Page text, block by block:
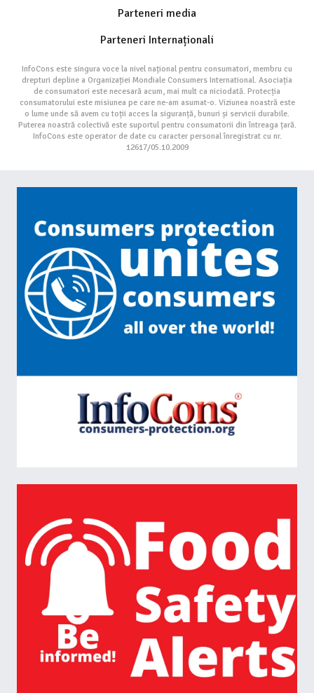
Parteneri media
Parteneri Internaționali
InfoCons este singura voce la nivel național pentru consumatori, membru cu
drepturi depline a Organizației Mondiale Consumers International. Asociația
de consumatori este necesară acum, mai mult ca niciodată. Protecția
consumatorului este misiunea pe care ne-am asumat-o. Viziunea noastră este
o lume unde să avem cu toții acces la siguranță, bunuri și servicii durabile.
Puterea noastră colectivă este suportul pentru consumatorii din întreaga țară.
InfoCons este operator de date cu caracter personal înregistrat cu nr.
12617/05.10.2009